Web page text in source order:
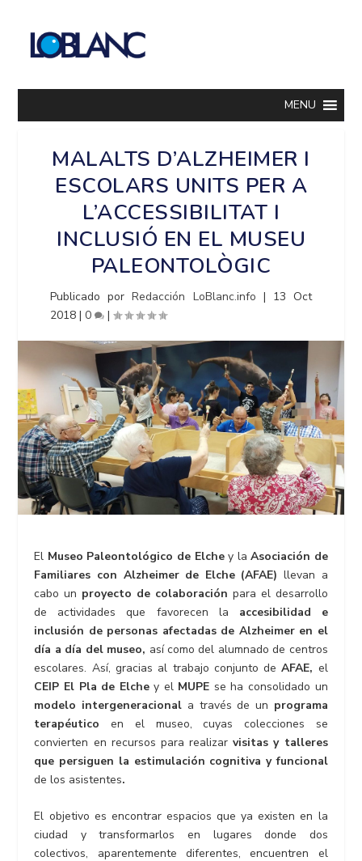
MENU
MALALTS D’ALZHEIMER I
ESCOLARS UNITS PER A
L’ACCESSIBILITAT I
INCLUSIÓ EN EL MUSEU
PALEONTOLÒGIC
Publicado porRedacción LoBlanc.info | 13 Oct
2018 |0 |
El Museo Paleontológico de Elchey laAsociación de
Familiares con Alzheimer de Elche (AFAE) llevan a
cabo un proyecto de colaboración para el desarrollo
de actividades que favorecen la accesibilidad e
inclusión de personas afectadas de Alzheimer en el
día a día del museo, así como del alumnado de centros
escolares. Así, gracias al trabajo conjunto deAFAE, el
CEIP El Pla de Elchey elMUPE se ha consolidado un
modelo intergeneracional a través de un programa
terapéutico en el museo, cuyas colecciones se
convierten en recursos para realizarvisitas y talleres
que persiguen la estimulación cognitiva y funcional
de los asistentes.
El objetivo es encontrar espacios que ya existen en la
ciudad y transformarlos en lugares donde dos
colectivos, aparentemente diferentes, encuentren el